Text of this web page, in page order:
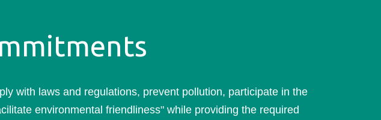
with laws and regulations, prevent pollution, participate in the
environmental friendliness" while providing the required